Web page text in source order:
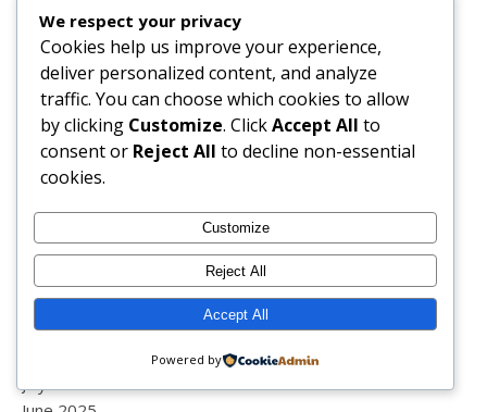
August 2026
July 2026
June 2026
May 2026
April 2026
March 2026
December 2025
November 2025
October 2025
September 2025
July 2025
We respect your privacy
Cookies help us improve your experience,
deliver personalized content, and analyze
traffic. You can choose which cookies to allow
by clicking Customize. ClickAccept All to
consent or Reject All to decline non-essential
cookies.
Customize
Reject All
Accept All
Powered by